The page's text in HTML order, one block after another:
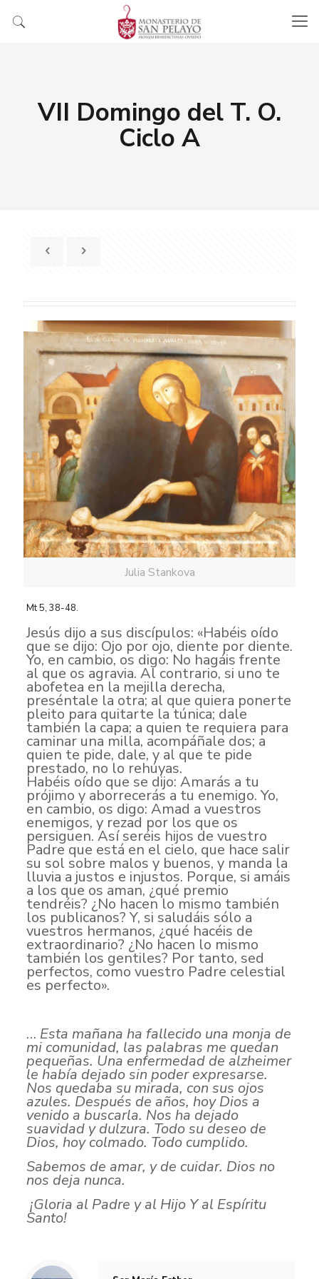
VII Domingo del T. O.
Ciclo A
Julia Stankova
Mt 5, 38-48.
Jesús dijo a sus discípulos: «Habéis oído
que se dijo: Ojo por ojo, diente por diente.
Yo, en cambio, os digo: No hagáis frente
al que os agravia. Al contrario, si uno te
abofetea en la mejilla derecha,
preséntale la otra; al que quiera ponerte
pleito para quitarte la túnica; dale
también la capa; a quien te requiera para
caminar una milla, acompáñale dos; a
quien te pide, dale, y al que te pide
prestado, no lo rehúyas.
Habéis oído que se dijo: Amarás a tu
prójimo y aborrecerás a tu enemigo. Yo,
en cambio, os digo: Amad a vuestros
enemigos, y rezad por los que os
persiguen. Así seréis hijos de vuestro
Padre que está en el cielo, que hace salir
su sol sobre malos y buenos, y manda la
lluvia a justos e injustos. Porque, si amáis
a los que os aman, ¿qué premio
tendréis? ¿No hacen lo mismo también
los publicanos? Y, si saludáis sólo a
vuestros hermanos, ¿qué hacéis de
extraordinario? ¿No hacen lo mismo
también los gentiles? Por tanto, sed
perfectos, como vuestro Padre celestial
es perfecto».
… Esta mañana ha fallecido una monja de
mi comunidad, las palabras me quedan
pequeñas. Una enfermedad de alzheimer
le había dejado sin poder expresarse.
Nos quedaba su mirada, con sus ojos
azules. Después de años, hoy Dios a
venido a buscarla. Nos ha dejado
suavidad y dulzura. Todo su deseo de
Dios, hoy colmado. Todo cumplido.
Sabemos de amar, y de cuidar. Dios no
nos deja nunca.
¡Gloria al Padre y al Hijo Y al Espíritu
Santo!